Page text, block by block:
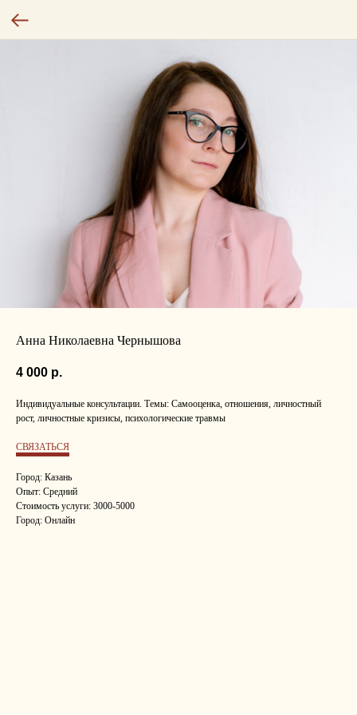
Анна Николаевна Чернышова
4 000 р.
Индивидуальные консультации. Темы: Самооценка, отношения, личностный
рост, личностные кризисы, психологические травмы
СВЯЗАТЬСЯ
Город: Казань
Опыт: Средний
Стоимость услуги: 3000-5000
Город: Онлайн